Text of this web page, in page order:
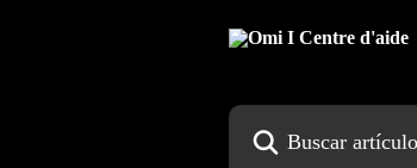
Buscar artículos...